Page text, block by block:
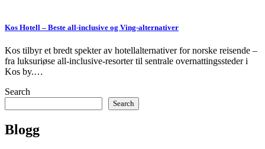
Kos Hotell – Beste all-inclusive og Ving-alternativer
Kos tilbyr et bredt spekter av hotellalternativer for norske reisende –
fra luksuriøse all-inclusive-resorter til sentrale overnattingssteder i
Kos by.…
Search
Search
Blogg